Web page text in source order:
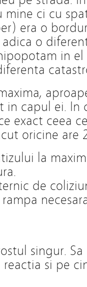
mine ci cu
era o
o
in
in capul ei. In
exact ceea
oricine are
la
de
singur.
si pe